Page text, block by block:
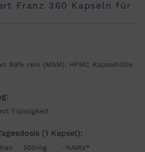
Franz 360 Kapseln für
99% rein (MSM), HPMC Kapselhülle
Flüssigkeit
(1 Kapsel):
500mg -%NRV*